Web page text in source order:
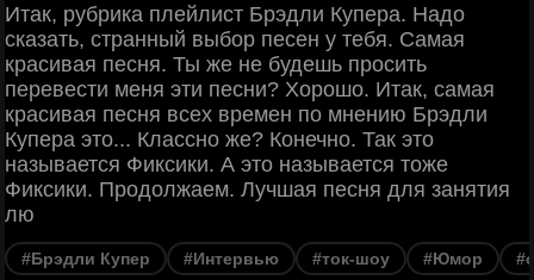
Итак, рубрика плейлист Брэдли Купера. Надо
сказать, странный выбор песен у тебя. Самая
красивая песня. Ты же не будешь просить
перевести меня эти песни? Хорошо. Итак, самая
красивая песня всех времен по мнению Брэдли
Купера это... Классно же? Конечно. Так это
называется Фиксики. А это называется тоже
Фиксики. Продолжаем. Лучшая песня для занятия
лю
#Брэдли Купер #Интервью #ток-шоу #Юмор